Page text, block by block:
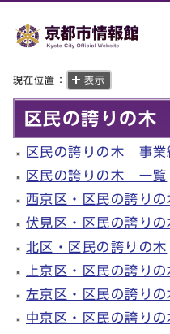
現在位置： 表示
区民の誇りの木
区民の誇りの木 事業
区民の誇りの木 一覧
西京区・区民の誇りの
伏見区・区民の誇りの
北区・区民の誇りの木
上京区・区民の誇りの
左京区・区民の誇りの
中京区・区民の誇りの